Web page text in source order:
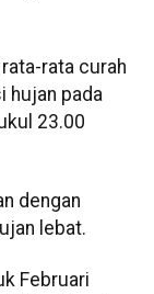
rata curah
hujan pada
23.00
dengan
lebat.
Februari